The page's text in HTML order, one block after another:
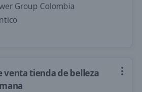
Group Colombia
venta tienda de belleza